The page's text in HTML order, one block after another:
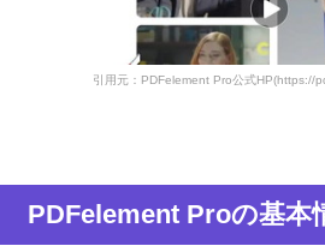
引用元：PDFelement Pro公式HP(https://
PDFelement Proの基本